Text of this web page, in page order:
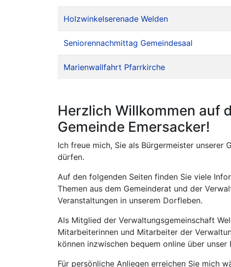
Holzwinkelserenade Welden
Seniorennachmittag Gemeindesaal
Marienwallfahrt Pfarrkirche
Herzlich Willkommen auf
Gemeinde Emersacker!
Ich freue mich, Sie als Bürgermeister unserer
dürfen.
Auf den folgenden Seiten finden Sie viele
Themen aus dem Gemeinderat und der
Veranstaltungen in unserem Dorfleben.
Als Mitglied der Verwaltungsgemeinschaft
Mitarbeiterinnen und Mitarbeiter der
können inzwischen bequem online über
Für persönliche Anliegen erreichen Sie mich